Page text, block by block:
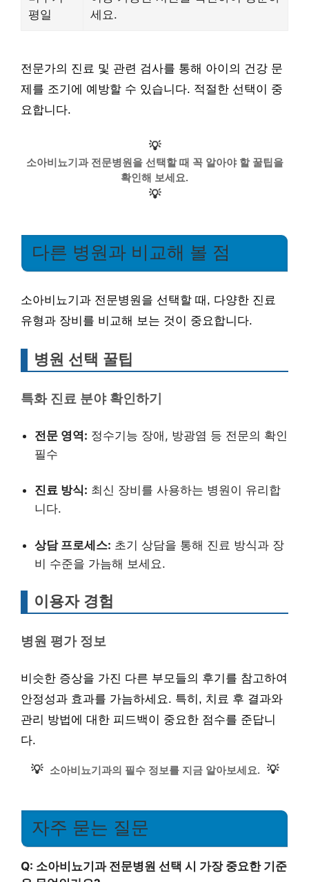
평일
세요.
전문가의 진료 및 관련 검사를 통해 아이의 건강 문
제를 조기에 예방할 수 있습니다. 적절한 선택이 중
요합니다.
💡
소아비뇨기과 전문병원을 선택할 때 꼭 알아야 할 꿀팁을
확인해 보세요.
💡
다른 병원과 비교해 볼 점
소아비뇨기과 전문병원을 선택할 때, 다양한 진료
유형과 장비를 비교해 보는 것이 중요합니다.
병원 선택 꿀팁
특화 진료 분야 확인하기
전문 영역: 정수기능 장애, 방광염 등 전문의 확인
필수
진료 방식: 최신 장비를 사용하는 병원이 유리합
니다.
상담 프로세스: 초기 상담을 통해 진료 방식과 장
비 수준을 가늠해 보세요.
이용자 경험
병원 평가 정보
비슷한 증상을 가진 다른 부모들의 후기를 참고하여
안정성과 효과를 가늠하세요. 특히, 치료 후 결과와
관리 방법에 대한 피드백이 중요한 점수를 준답니
다.
💡 소아비뇨기과의 필수 정보를 지금 알아보세요. 💡
자주 묻는 질문
Q: 소아비뇨기과 전문병원 선택 시 가장 중요한 기준